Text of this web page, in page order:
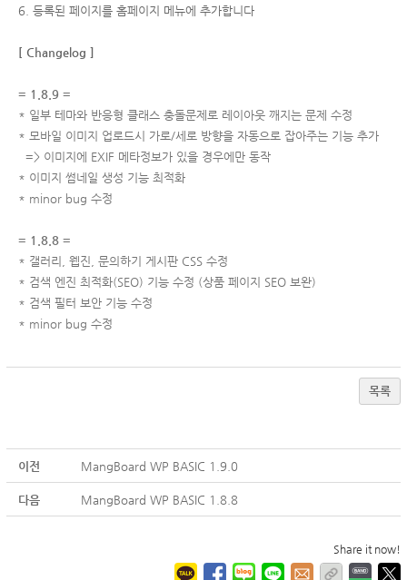
6. 등록된 페이지를 홈페이지 메뉴에 추가합니다
[ Changelog ]
= 1.8.9 =
* 일부 테마와 반응형 클래스 충돌문제로 레이아웃 깨지는 문제 수정
* 모바일 이미지 업로드시 가로/세로 방향을 자동으로 잡아주는 기능 추가
=> 이미지에 EXIF 메타정보가 있을 경우에만 동작
* 이미지 썸네일 생성 기능 최적화
* minor bug 수정
= 1.8.8 =
* 갤러리, 웹진, 문의하기 게시판 CSS 수정
* 검색 엔진 최적화(SEO) 기능 수정 (상품 페이지 SEO 보완)
* 검색 필터 보안 기능 수정
* minor bug 수정
목록
이전 MangBoard WP BASIC 1.9.0
다음 MangBoard WP BASIC 1.8.8
Share it now!